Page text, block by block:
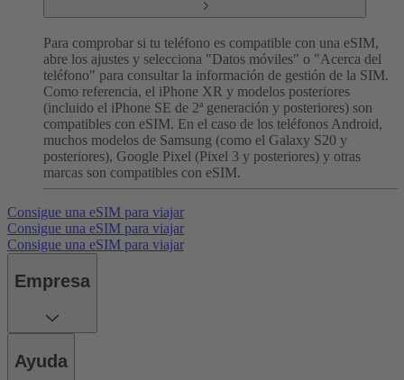
Para comprobar si tu teléfono es compatible con una eSIM,
abre los ajustes y selecciona "Datos móviles" o "Acerca del
teléfono" para consultar la información de gestión de la SIM.
Como referencia, el iPhone XR y modelos posteriores
(incluido el iPhone SE de 2ª generación y posteriores) son
compatibles con eSIM. En el caso de los teléfonos Android,
muchos modelos de Samsung (como el Galaxy S20 y
posteriores), Google Pixel (Pixel 3 y posteriores) y otras
marcas son compatibles con eSIM.
Consigue una eSIM para viajar
Consigue una eSIM para viajar
Consigue una eSIM para viajar
Empresa
Ayuda